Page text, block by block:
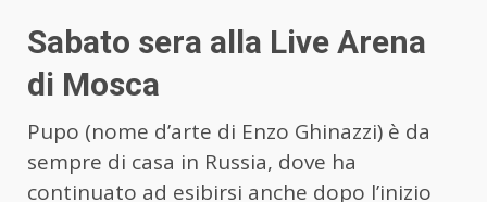
Sabato sera alla Live Arena
di Mosca
Pupo (nome d’arte di Enzo Ghinazzi) è da
sempre di casa in Russia, dove ha
continuato ad esibirsi anche dopo l’inizio